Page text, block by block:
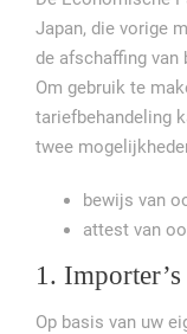
Japan, die vorige
de afschaffing van
Om gebruik te
tariefbehandeling
twee
bewijs van
attest van
1.
Op basis van uw